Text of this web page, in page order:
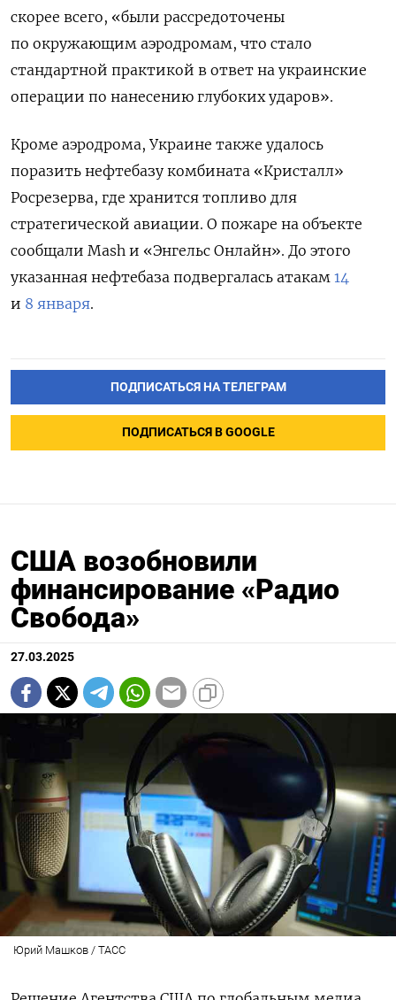
скорее всего, «были рассредоточены
по окружающим аэродромам, что стало
стандартной практикой в ответ на украинские
операции по нанесению глубоких ударов».
Кроме аэродрома, Украине также удалось
поразить нефтебазу комбината «Кристалл»
Росрезерва, где хранится топливо для
стратегической авиации. О пожаре на объекте
сообщали Mash и «Энгельс Онлайн». До этого
указанная нефтебаза подвергалась атакам 14
и 8 января.
ПОДПИСАТЬСЯ НА ТЕЛЕГРАМ
ПОДПИСАТЬСЯ В GOOGLE
США возобновили
финансирование «Радио
Свобода»
27.03.2025
Юрий Машков / ТАСС